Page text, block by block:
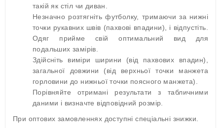
такій як стіл чи диван.
Незначно розтягніть футболку, тримаючи за нижні
точки рукавних швів (пахвові впадини), і відпустіть.
Одяг прийме свій оптимальний вид для
подальших замірів.
Здійсніть виміри ширини (від пахвових впадин),
загальної довжини (від верхньої точки манжета
горловини до нижньої точки поясного манжета).
Порівняйте отримані результати з табличними
даними і визначте відповідний розмір.
При оптових замовленнях доступні спеціальні знижки.